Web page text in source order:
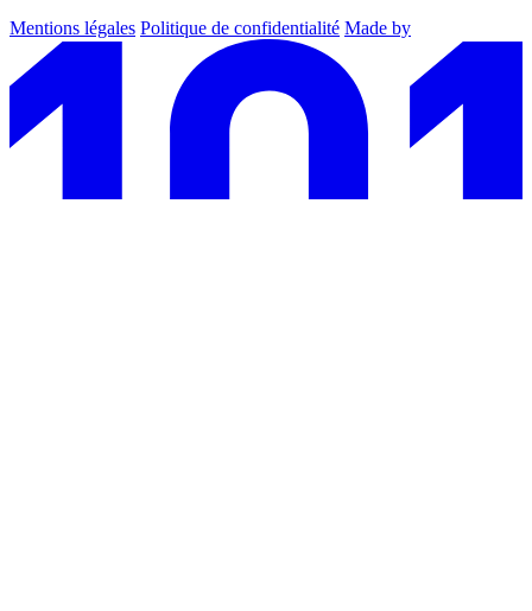
Mentions légales Politique de confidentialité Made by